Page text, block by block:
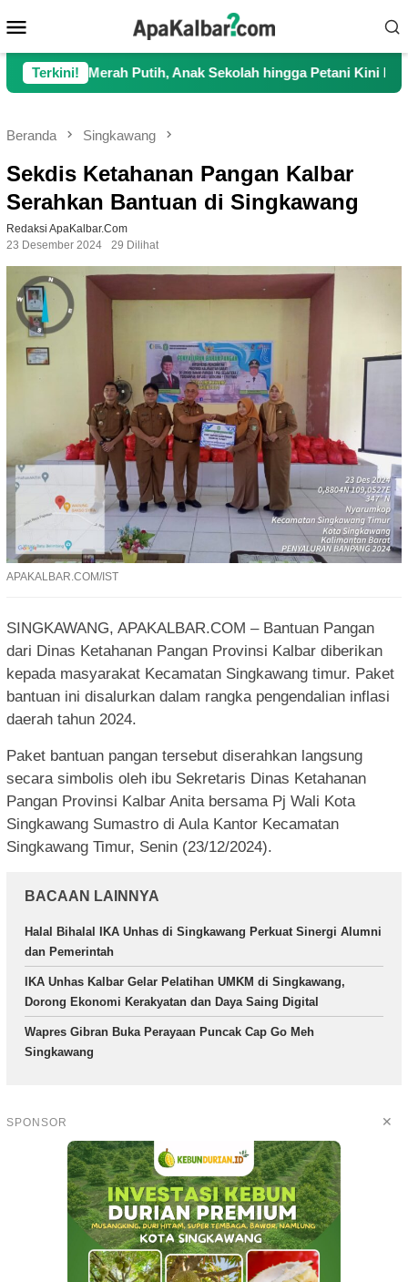
ke
kontenMobile
Terkini!
Putih, Anak Sekolah hingga Petani Kini Kembali Lancar
Beranda Singkawang
Sekdis Ketahanan Pangan Kalbar
Serahkan Bantuan di Singkawang
Redaksi ApaKalbar.com
23 Desember 2024
29 Dilihat
APAKALBAR.COM/IST
SINGKAWANG, APAKALBAR.COM – Bantuan Pangan
dari Dinas Ketahanan Pangan Provinsi Kalbar diberikan
kepada masyarakat Kecamatan Singkawang timur. Paket
bantuan ini disalurkan dalam rangka pengendalian inflasi
daerah tahun 2024.
Paket bantuan pangan tersebut diserahkan langsung
secara simbolis oleh ibu Sekretaris Dinas Ketahanan
Pangan Provinsi Kalbar Anita bersama Pj Wali Kota
Singkawang Sumastro di Aula Kantor Kecamatan
Singkawang Timur, Senin (23/12/2024).
BACAAN LAINNYA
Halal Bihalal IKA Unhas di Singkawang Perkuat Sinergi Alumni
dan Pemerintah
IKA Unhas Kalbar Gelar Pelatihan UMKM di Singkawang,
Dorong Ekonomi Kerakyatan dan Daya Saing Digital
Wapres Gibran Buka Perayaan Puncak Cap Go Meh
Singkawang
SPONSOR ✕